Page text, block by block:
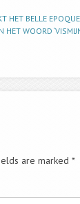
HET BELLE
WOORD
are marked *